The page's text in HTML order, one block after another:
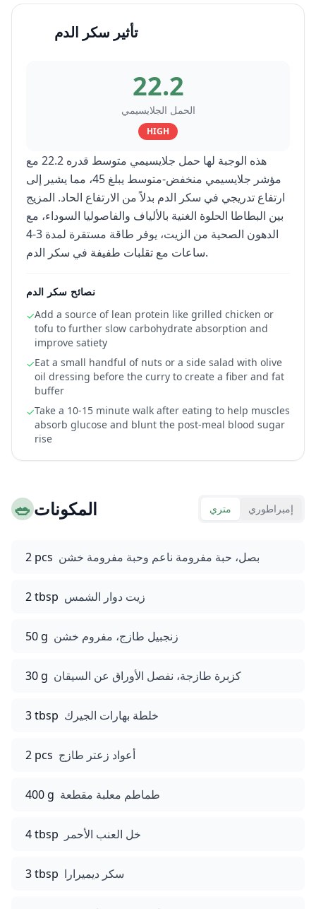
تأثير سكر الدم
22.2
الحمل الجلايسيمي
HIGH
هذه الوجبة لها حمل جلايسيمي متوسط قدره 22.2 مع
مؤشر جلايسيمي منخفض-متوسط يبلغ 45، مما يشير إلى
ارتفاع تدريجي في سكر الدم بدلاً من الارتفاع الحاد. المزيج
بين البطاطا الحلوة الغنية بالألياف والفاصوليا السوداء، مع
الدهون الصحية من الزيت، يوفر طاقة مستقرة لمدة 3-4
ساعات مع تقلبات طفيفة في سكر الدم.
نصائح سكر الدم
✓Add a source of lean protein like grilled chicken or
tofu to further slow carbohydrate absorption and
improve satiety
✓Eat a small handful of nuts or a side salad with olive
oil dressing before the curry to create a fiber and fat
buffer
✓Take a 10-15 minute walk after eating to help muscles
absorb glucose and blunt the post-meal blood sugar
rise
🥗المكونات متري إمبراطوري
2 pcs بصل، حبة مفرومة ناعم وحبة مفرومة خشن
2 tbsp زيت دوار الشمس
50 g زنجبيل طازج، مفروم خشن
30 g كزبرة طازجة، نفصل الأوراق عن السيقان
3 tbsp خلطة بهارات الجيرك
2 pcs أعواد زعتر طازج
400 g طماطم معلبة مقطعة
4 tbsp خل العنب الأحمر
3 tbsp سكر ديميرارا